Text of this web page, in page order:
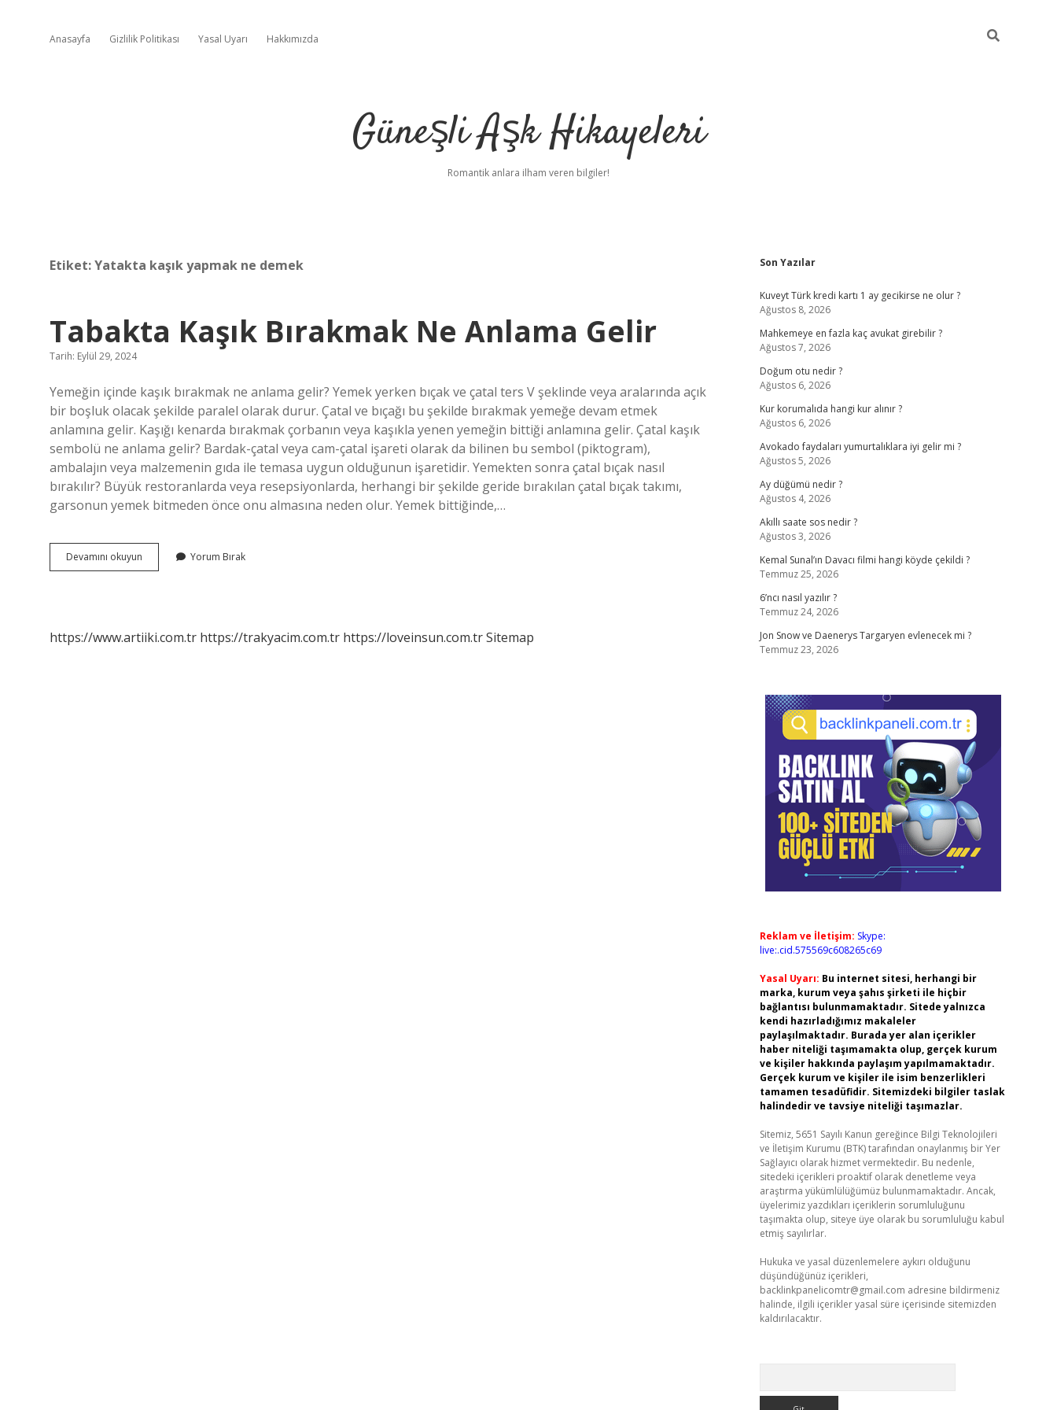
Anasayfa Gizlilik Politikası Yasal Uyarı Hakkımızda
Güneşli Aşk Hikayeleri
Romantik anlara ilham veren bilgiler!
Etiket:Yatakta kaşık yapmak ne demek
Tabakta Kaşık Bırakmak Ne Anlama Gelir
Tarih: Eylül 29, 2024
Yemeğin içinde kaşık bırakmak ne anlama gelir? Yemek yerken bıçak ve çatal ters V şeklinde veya aralarında açık
bir boşluk olacak şekilde paralel olarak durur. Çatal ve bıçağı bu şekilde bırakmak yemeğe devam etmek
anlamına gelir. Kaşığı kenarda bırakmak çorbanın veya kaşıkla yenen yemeğin bittiği anlamına gelir. Çatal kaşık
sembolü ne anlama gelir? Bardak-çatal veya cam-çatal işareti olarak da bilinen bu sembol (piktogram),
ambalajın veya malzemenin gıda ile temasa uygun olduğunun işaretidir. Yemekten sonra çatal bıçak nasıl
bırakılır? Büyük restoranlarda veya resepsiyonlarda, herhangi bir şekilde geride bırakılan çatal bıçak takımı,
garsonun yemek bitmeden önce onu almasına neden olur. Yemek bittiğinde,…
Devamını okuyun Tabakta
Kaşık
Yorum Bırak
https://www.artiiki.com.tr https://trakyacim.com.tr https://loveinsun.com.trSitemap
Sidebar
Son Yazılar
Kuveyt Türk kredi kartı 1 ay gecikirse ne olur ?
Ağustos 8, 2026
Mahkemeye en fazla kaç avukat girebilir ?
Ağustos 7, 2026
Doğum otu nedir ?
Ağustos 6, 2026
Kur korumalıda hangi kur alınır ?
Ağustos 6, 2026
Avokado faydaları yumurtalıklara iyi gelir mi ?
Ağustos 5, 2026
Ay düğümü nedir ?
Ağustos 4, 2026
Akıllı saate sos nedir ?
Ağustos 3, 2026
Kemal Sunal’ın Davacı filmi hangi köyde çekildi ?
Temmuz 25, 2026
6’ncı nasıl yazılır ?
Temmuz 24, 2026
Jon Snow ve Daenerys Targaryen evlenecek mi ?
Temmuz 23, 2026
Reklam ve İletişim: Skype:
live:.cid.575569c608265c69
Yasal Uyarı: Bu internet sitesi, herhangi bir
marka, kurum veya şahıs şirketi ile hiçbir
bağlantısı bulunmamaktadır. Sitede yalnızca
kendi hazırladığımız makaleler
paylaşılmaktadır. Burada yer alan içerikler
haber niteliği taşımamakta olup, gerçek kurum
ve kişiler hakkında paylaşım yapılmamaktadır.
Gerçek kurum ve kişiler ile isim benzerlikleri
tamamen tesadüfidir. Sitemizdeki bilgiler taslak
halindedir ve tavsiye niteliği taşımazlar.
Sitemiz, 5651 Sayılı Kanun gereğince Bilgi Teknolojileri
ve İletişim Kurumu (BTK) tarafından onaylanmış bir Yer
Sağlayıcı olarak hizmet vermektedir. Bu nedenle,
sitedeki içerikleri proaktif olarak denetleme veya
araştırma yükümlülüğümüz bulunmamaktadır. Ancak,
üyelerimiz yazdıkları içeriklerin sorumluluğunu
taşımakta olup, siteye üye olarak bu sorumluluğu kabul
etmiş sayılırlar.
Hukuka ve yasal düzenlemelere aykırı olduğunu
düşündüğünüz içerikleri,
backlinkpanelicomtr@gmail.com adresine bildirmeniz
halinde, ilgili içerikler yasal süre içerisinde sitemizden
kaldırılacaktır.